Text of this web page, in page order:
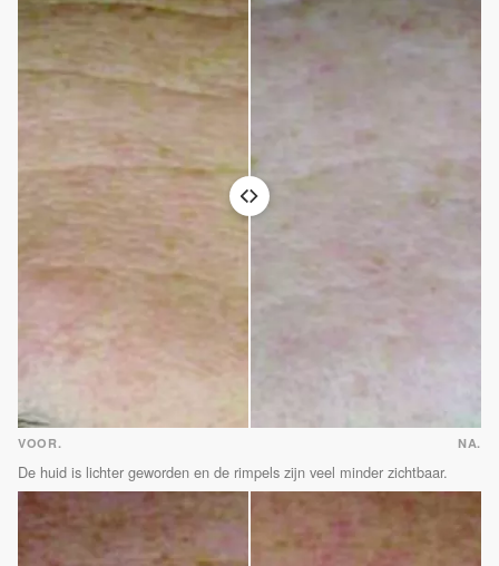
VOOR. NA.
De huid is lichter geworden en de rimpels zijn veel minder zichtbaar.